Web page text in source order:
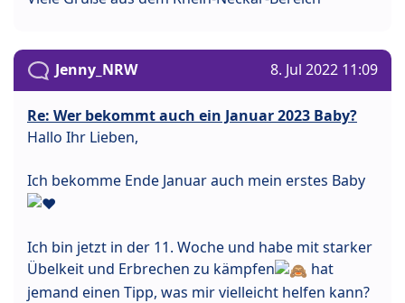
Jenny_NRW 8. Jul 2022 11:09
Re: Wer bekommt auch ein Januar 2023 Baby?
Hallo Ihr Lieben,
Ich bekomme Ende Januar auch mein erstes Baby
Ich bin jetzt in der 11. Woche und habe mit starker
Übelkeit und Erbrechen zu kämpfen
hat
jemand einen Tipp, was mir vielleicht helfen kann?